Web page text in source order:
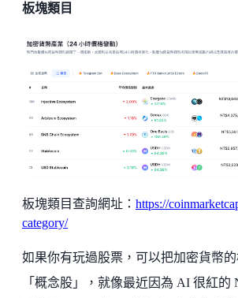
板塊類目
板塊類目查詢網址： https://
category/
如果你有玩過股票，可以把加密貨幣
「概念股」，就像最近因為 AI 很紅的